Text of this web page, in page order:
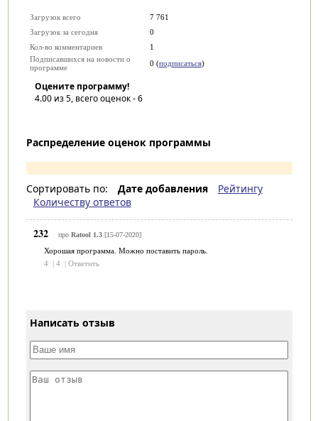
Загрузок всего
7 761
Загрузок за сегодня
0
Кол-во комментариев
1
Подписавшихся на новости о
программе
0 (подписаться)
Оцените программу!
4.00из 5, всего оценок -6
Распределение оценок программы
Сортировать по: Дате добавления
Рейтингу
Количеству ответов
232 про Ratool 1.3[15-07-2020]
Хорошая программа. Можно поставить пароль.
4 | 4 | Ответить
Написать отзыв